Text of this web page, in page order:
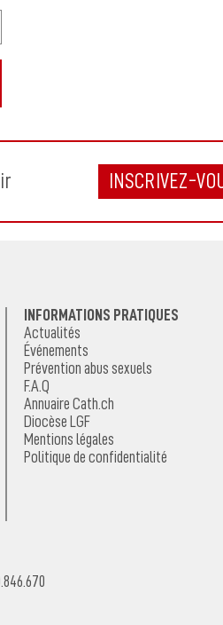
INSCRIVEZ-
INFORMATIONS PRATIQUES
Actualités
Événements
Prévention abus sexuels
F.A.Q
Annuaire Cath.ch
Diocèse LGF
Mentions légales
Politique de confidentialité